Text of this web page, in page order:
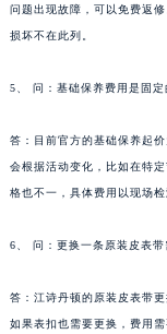
问题出现故障，可以免费返
损坏不在此列。
5、 问：基础保养费用是固
答：目前官方的基础保养起
会根据活动变化，比如在特
格也不一，具体费用以现场检
6、 问：更换一条原装皮表带
答：江诗丹顿的原装皮表带
如果表扣也需要更换，费用